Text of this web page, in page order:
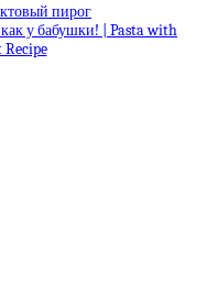
пирог
у бабушки! | Pasta with